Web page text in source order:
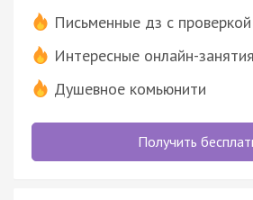
Письменные дз с проверкой
Интересные онлайн-занятия
Душевное комьюнити
Получить